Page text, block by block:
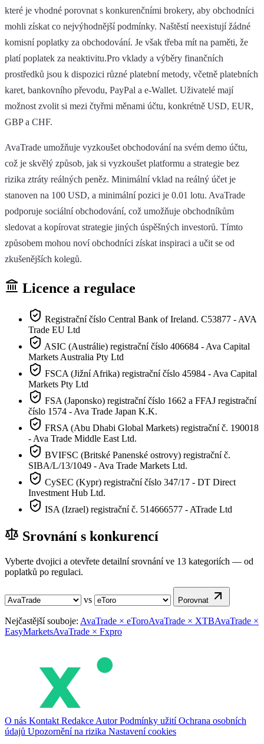
které je vhodné porovnat s konkurenčními brokery, aby obchodníci
mohli získat co nejvýhodnější podmínky. Naštěstí neexistují žádné
komisní poplatky za obchodování. Je však třeba mít na paměti, že
platí poplatek za neaktivitu.Pro vklady a výběry finančních
prostředků jsou k dispozici různé platební metody, včetně platebních
karet, bankovního převodu, PayPal a e-Wallet. Uživatelé mají
možnost zvolit si mezi čtyřmi měnami účtu, konkrétně USD, EUR,
GBP a CHF.
AvaTrade umožňuje vyzkoušet obchodování na svém demo účtu,
což je skvělý způsob, jak si vyzkoušet platformu a strategie bez
rizika ztráty reálných peněz. Minimální vklad na reálný účet je
stanoven na 100 USD, a minimální pozici je 0.01 lotu. AvaTrade
podporuje sociální obchodování, což umožňuje obchodníkům
sledovat a kopírovat strategie jiných úspěšných investorů. Tímto
způsobem mohou noví obchodníci získat inspiraci a učit se od
zkušenějších kolegů.
Licence a regulace
Registrační číslo Central Bank of Ireland. C53877 - AVA
Trade EU Ltd
ASIC (Austrálie) registrační číslo 406684 - Ava Capital
Markets Australia Pty Ltd
FSCA (Jižní Afrika) registrační číslo 45984 - Ava Capital
Markets Pty Ltd
FSA (Japonsko) registrační číslo 1662 a FFAJ registrační
číslo 1574 - Ava Trade Japan K.K.
FRSA (Abu Dhabi Global Markets) registrační č. 190018
- Ava Trade Middle East Ltd.
BVIFSC (Britské Panenské ostrovy) registrační č.
SIBA/L/13/1049 - Ava Trade Markets Ltd.
CySEC (Kypr) registrační číslo 347/17 - DT Direct
Investment Hub Ltd.
ISA (Izrael) registrační č. 514666577 - ATrade Ltd
Srovnání s konkurencí
Vyberte dvojici a otevřete detailní srovnání ve 13 kategoriích — od
poplatků po regulaci.
vs Porovnat
Nejčastější souboje: AvaTrade × eToroAvaTrade × XTBAvaTrade ×
EasyMarketsAvaTrade × Fxpro
O nás Kontakt Redakce AutorPodmínky užitíOchrana osobních
údajů Upozornění na rizika Nastavení cookies